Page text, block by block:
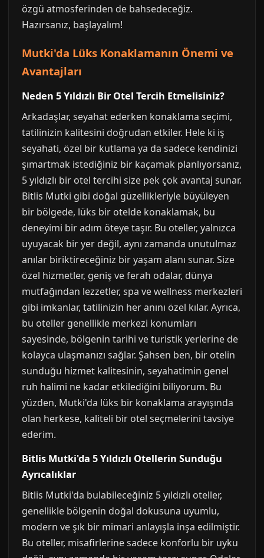
özgü atmosferinden de bahsedeceğiz.
Hazırsanız, başlayalım!
Mutki'da Lüks Konaklamanın Önemi ve
Avantajları
Neden 5 Yıldızlı Bir Otel Tercih Etmelisiniz?
Arkadaşlar, seyahat ederken konaklama seçimi,
tatilinizin kalitesini doğrudan etkiler. Hele ki iş
seyahati, özel bir kutlama ya da sadece kendinizi
şımartmak istediğiniz bir kaçamak planlıyorsanız,
5 yıldızlı bir otel tercihi size pek çok avantaj sunar.
Bitlis Mutki gibi doğal güzellikleriyle büyüleyen
bir bölgede, lüks bir otelde konaklamak, bu
deneyimi bir adım öteye taşır. Bu oteller, yalnızca
uyuyacak bir yer değil, aynı zamanda unutulmaz
anılar biriktireceğiniz bir yaşam alanı sunar. Size
özel hizmetler, geniş ve ferah odalar, dünya
mutfağından lezzetler, spa ve wellness merkezleri
gibi imkanlar, tatilinizin her anını özel kılar. Ayrıca,
bu oteller genellikle merkezi konumları
sayesinde, bölgenin tarihi ve turistik yerlerine de
kolayca ulaşmanızı sağlar. Şahsen ben, bir otelin
sunduğu hizmet kalitesinin, seyahatimin genel
ruh halimi ne kadar etkilediğini biliyorum. Bu
yüzden, Mutki'da lüks bir konaklama arayışında
olan herkese, kaliteli bir otel seçmelerini tavsiye
ederim.
Bitlis Mutki'da 5 Yıldızlı Otellerin Sunduğu
Ayrıcalıklar
Bitlis Mutki'da bulabileceğiniz 5 yıldızlı oteller,
genellikle bölgenin doğal dokusuna uyumlu,
modern ve şık bir mimari anlayışla inşa edilmiştir.
Bu oteller, misafirlerine sadece konforlu bir uyku